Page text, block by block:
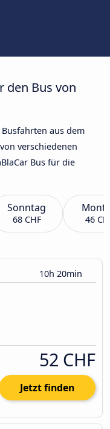
den Bus von
aus dem
verschiedenen
Bus für die
Sonntag
68 CHF 46
10h 20min
52 CHF
Jetzt finden